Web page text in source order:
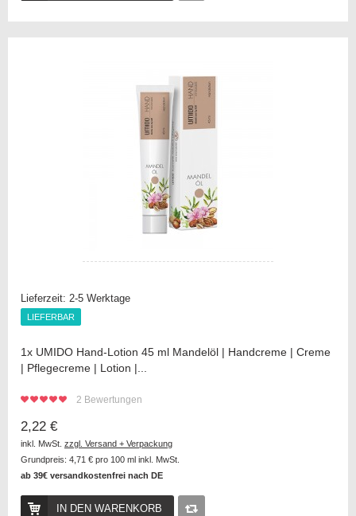
Lieferzeit: 2-5 Werktage
1x UMIDO Hand-Lotion 45 ml Mandelöl | Handcreme | Creme
| Pflegecreme | Lotion |...
2 Bewertungen
LIEFERBAR
2,22 €
inkl. MwSt. zzgl. Versand + Verpackung
Grundpreis: 4,71 € pro 100 ml inkl. MwSt.
ab 39€ versandkostenfrei nach DE
LIEFERBAR
IN DEN WARENKORB